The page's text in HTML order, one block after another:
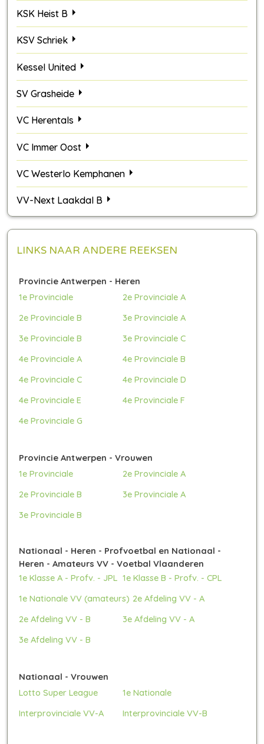
KSK Heist B
KSV Schriek
Kessel United
SV Grasheide
VC Herentals
VC Immer Oost
VC Westerlo Kemphanen
VV-Next Laakdal B
LINKS NAAR ANDERE REEKSEN
Provincie Antwerpen - Heren
1e Provinciale
2e Provinciale A
2e Provinciale B
3e Provinciale A
3e Provinciale B
3e Provinciale C
4e Provinciale A
4e Provinciale B
4e Provinciale C
4e Provinciale D
4e Provinciale E
4e Provinciale F
4e Provinciale G
Provincie Antwerpen - Vrouwen
1e Provinciale
2e Provinciale A
2e Provinciale B
3e Provinciale A
3e Provinciale B
Nationaal - Heren - Profvoetbal en Nationaal -
Heren - Amateurs VV - Voetbal Vlaanderen
1e Klasse A - Profv. - JPL 1e Klasse B - Profv. - CPL
1e Nationale VV (amateurs) 2e Afdeling VV - A
2e Afdeling VV - B
3e Afdeling VV - A
3e Afdeling VV - B
Nationaal - Vrouwen
Lotto Super League
1e Nationale
Interprovinciale VV-A
Interprovinciale VV-B